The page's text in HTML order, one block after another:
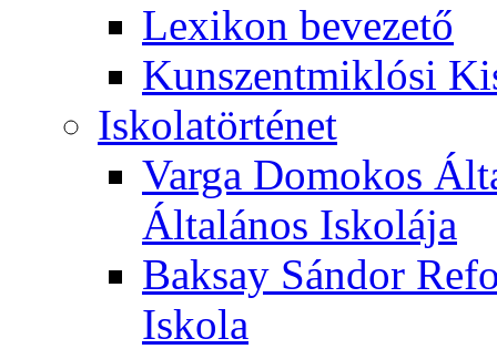
Lexikon bevezető
Kunszentmiklósi
Iskolatörténet
Varga Domokos
Általános Iskolája
Baksay Sándor
Iskola